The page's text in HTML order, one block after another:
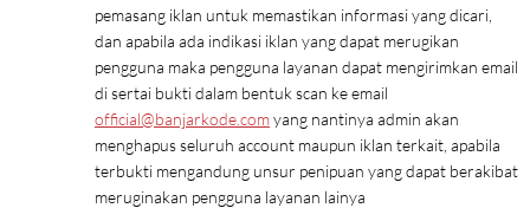
pemasang iklan untuk memastikan informasi yang dicari,
dan apabila ada indikasi iklan yang dapat merugikan
pengguna maka pengguna layanan dapat mengirimkan email
di sertai bukti dalam bentuk scan ke email
official@banjarkode.comyang nantinya admin akan
menghapus seluruh account maupun iklan terkait, apabila
terbukti mengandung unsur penipuan yang dapat berakibat
meruginakan pengguna layanan lainya